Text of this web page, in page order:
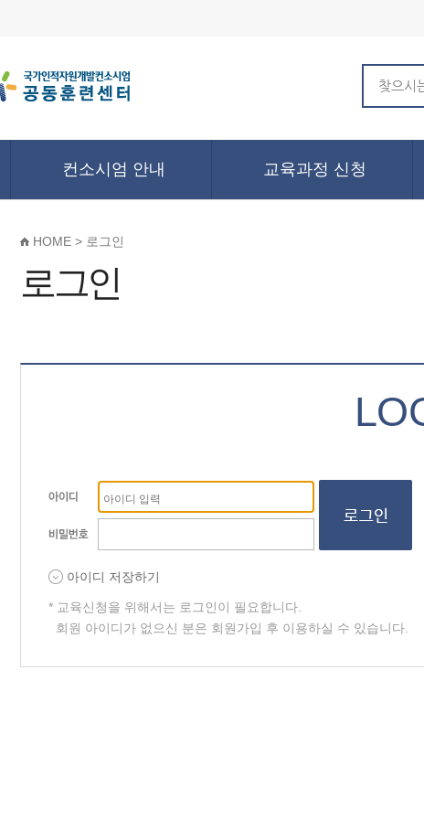
컨소시엄 안내 교육과정 신청
HOME > 로그인
로그인
아이디 저장하기
* 교육신청을 위해서는 로그인이 필요합니다.
회원 아이디가 없으신 분은 회원가입 후 이용하실 수 있습니다.